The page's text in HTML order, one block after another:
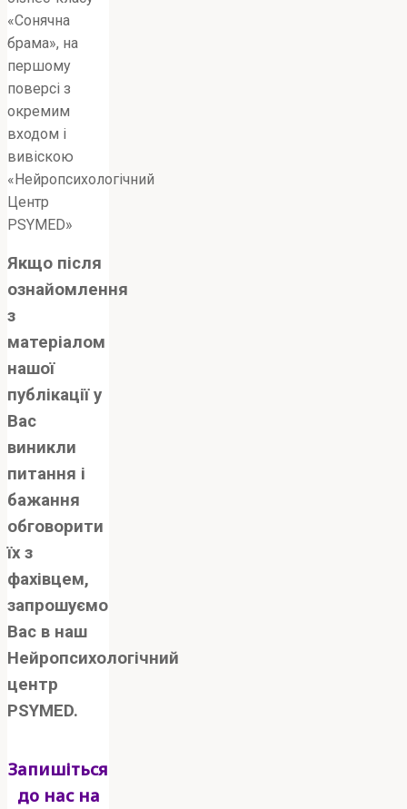
«Сонячна
брама», на
першому
поверсі з
окремим
входом і
вивіскою
«Нейропсихологічний
Центр
PSYMED»
Якщо після
ознайомлення
з
матеріалом
нашої
публікації у
Вас
виникли
питання і
бажання
обговорити
їх з
фахівцем,
запрошуємо
Вас в наш
Нейропсихологічний
центр
PSYMED.
Запишіться
до нас на